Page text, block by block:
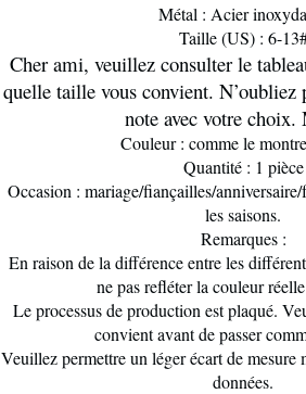
Métal : Acier
Taille (US) : 6-
Cher ami, veuillez consulter le
quelle taille vous convient. N’oubliez
note avec votre
Couleur : comme le
Quantité : 1 pièce
Occasion : mariage/fiançailles/
les saisons.
Remarques :
En raison de la différence entre les
ne pas refléter la couleur
Le processus de production est plaqué.
convient avant de passer
Veuillez permettre un léger écart de
données.